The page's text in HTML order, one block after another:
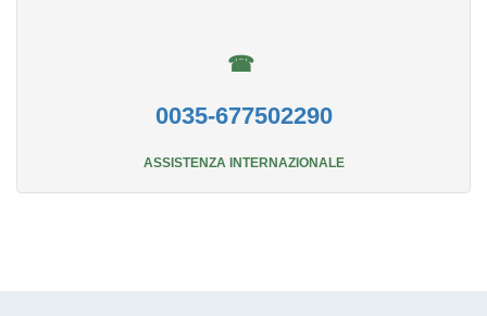
☎
0035-677502290
ASSISTENZA INTERNAZIONALE